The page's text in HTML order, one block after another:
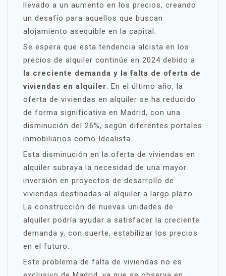
llevado a un aumento en los precios, creando
un desafío para aquellos que buscan
alojamiento asequible en la capital.
Se espera que esta tendencia alcista en los
precios de alquiler continúe en 2024 debido a
la creciente demanda y la falta de oferta de
viviendas en alquiler. En el último año, la
oferta de viviendas en alquiler se ha reducido
de forma significativa en Madrid, con una
disminución del 26%, según diferentes portales
inmobiliarios como Idealista.
Esta disminución en la oferta de viviendas en
alquiler subraya la necesidad de una mayor
inversión en proyectos de desarrollo de
viviendas destinadas al alquiler a largo plazo.
La construcción de nuevas unidades de
alquiler podría ayudar a satisfacer la creciente
demanda y, con suerte, estabilizar los precios
en el futuro.
Este problema de falta de viviendas no es